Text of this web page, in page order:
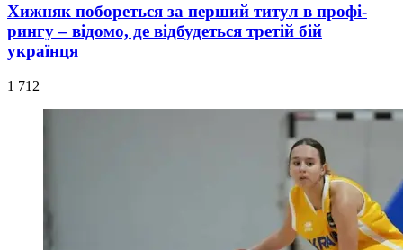
Хижняк побореться за перший титул в профі-
рингу – відомо, де відбудеться третій бій
українця
1 712